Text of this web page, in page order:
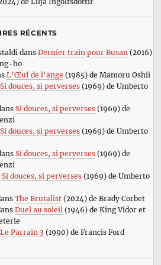
RÉCENTS
dans Dernier train pour Busan (2016)
ho
L’Œuf de l’ange (1985) de Mamoru Oshii
Si douces, si perverses(1969) de Umberto
Si douces, si perverses(1969) de
Si douces, si perverses(1969) de Umberto
Si douces, si perverses(1969) de
Si douces, si perverses(1969) de Umberto
The Brutalist(2024) de Brady Corbet
Duel au soleil (1946) de King Vidor et
Le Parrain 3 (1990) de Francis Ford